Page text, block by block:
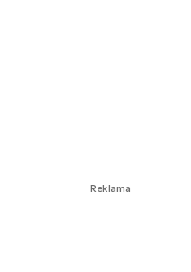
Reklama